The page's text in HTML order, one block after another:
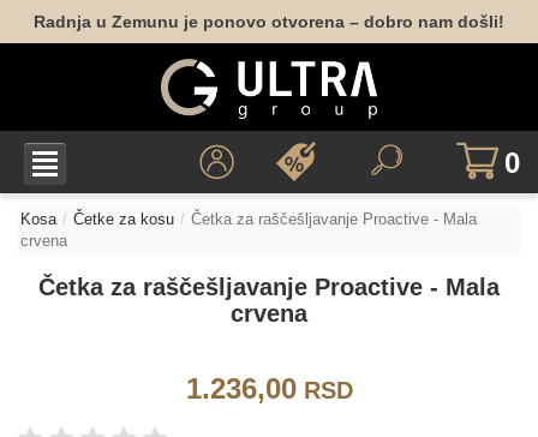
Radnja u Zemunu je ponovo otvorena – dobro nam došli!
0
Kosa Četke za kosu
Četka za raščešljavanje Proactive - Mala
crvena
Četka za raščešljavanje Proactive - Mala
crvena
1.236,00RSD